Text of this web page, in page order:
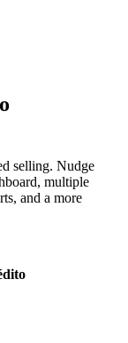
selling. Nudge
multiple
and a more